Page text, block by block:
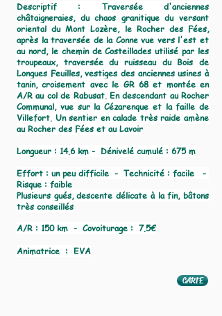
Descriptif :​ Traversée d'anciennes
châtaigneraies, du chaos granitique du versant
oriental du Mont Lozère, le Rocher des Fées,
après la traversée de la Conne vue vers l'est et
au nord, le chemin de Costeillades utilisé par les
troupeaux, traversée du ruisseau du Bois de
Longues Feuilles, vestiges des anciennes usines à
tanin, croisement avec le GR 68 et montée en
A/R au col de Rabusat. En descendant au Rocher
Communal, vue sur la Cézarenque et la faille de
Villefort. Un sentier en calade très raide amène
au Rocher des Fées et au Lavoir
Longueur : 14.6 km - Dénivelé cumulé : 675 m
Effort : un peu difficile - Technicité : facile -
Risque : faible
​Plusieurs gués, descente délicate à la fin, bâtons
très conseillés
A/R : 150 km - Covoiturage : 7.5€
Animatrice : EVA
CARTE